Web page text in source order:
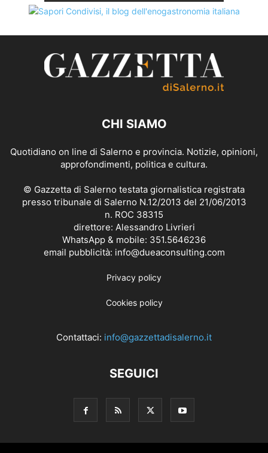
CHI SIAMO
Quotidiano on line di Salerno e provincia. Notizie, opinioni,
approfondimenti, politica e cultura.
© Gazzetta di Salerno testata giornalistica registrata
presso tribunale di Salerno N.12/2013 del 21/06/2013
n. ROC 38315
direttore: Alessandro Livrieri
WhatsApp & mobile: 351.5646236
email pubblicità: info@dueaconsulting.com
Privacy policy
Cookies policy
Contattaci: info@gazzettadisalerno.it
SEGUICI